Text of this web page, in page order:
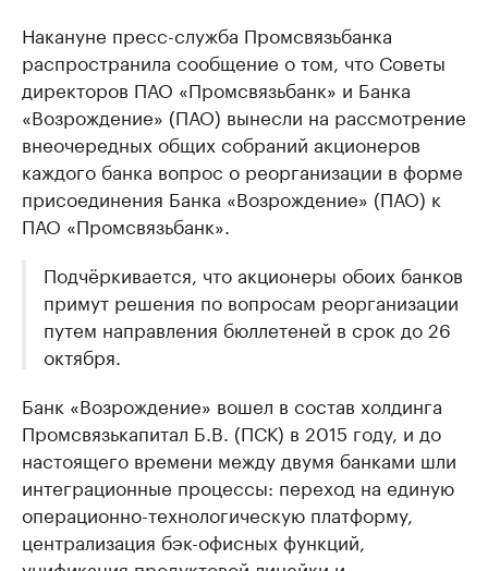
Накануне пресс-служба Промсвязьбанка
распространила сообщение о том, что Советы
директоров ПАО «Промсвязьбанк» и Банка
«Возрождение» (ПАО) вынесли на рассмотрение
внеочередных общих собраний акционеров
каждого банка вопрос о реорганизации в форме
присоединения Банка «Возрождение» (ПАО) к
ПАО «Промсвязьбанк».
Подчёркивается, что акционеры обоих банков
примут решения по вопросам реорганизации
путем направления бюллетеней в срок до 26
октября.
Банк «Возрождение» вошел в состав холдинга
Промсвязькапитал Б.В. (ПСК) в 2015 году, и до
настоящего времени между двумя банками шли
интеграционные процессы: переход на единую
операционно-технологическую платформу,
централизация бэк-офисных функций,